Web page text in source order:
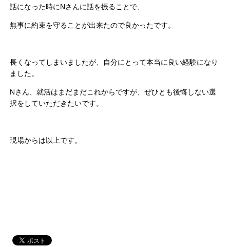
話になった時にNさんに話を振ることで、
無事に約束を守ることが出来たので良かったです。
長くなってしまいましたが、自分にとって本当に良い経験になり
ました。
Nさん、就活はまだまだこれからですが、ぜひとも後悔しない選
択をしていただきたいです。
現場からは以上です。